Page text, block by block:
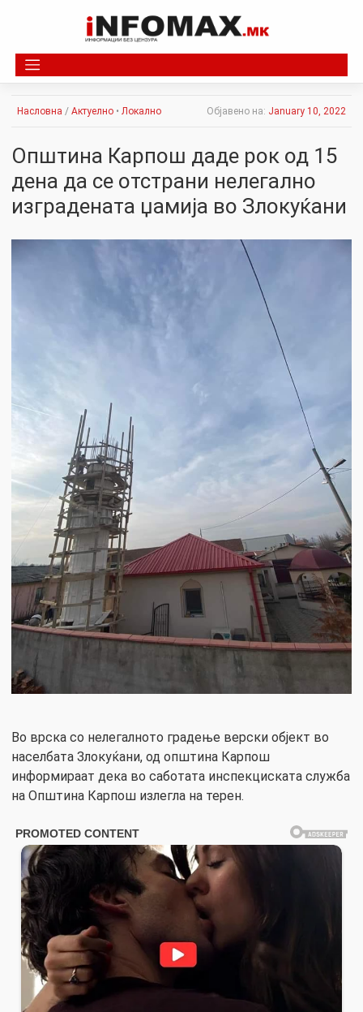
Насловна / Актуелно • Локално Објавено на: January 10, 2022
Општина Карпош даде рок од 15
дена да се отстрани нелегално
изградената џамија во Злокуќани
Во врска со нелегалното градење верски објект во
населбата Злокуќани, од општина Карпош
информираат дека во саботата инспекциската служба
на Општина Карпош излегла на терен.